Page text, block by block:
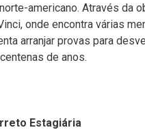
americano. Através da
onde encontra várias
arranjar provas para
de anos.
Estagiária